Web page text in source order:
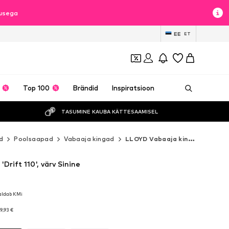
EE ET
Top 100 Brändid Inspiratsioon
TASUMINE KAUBA KÄTTESAAMISEL
Poolsaapad Vabaaja kingad LLOYD Vabaaja kingad
KMi
€
110', värv Sinine